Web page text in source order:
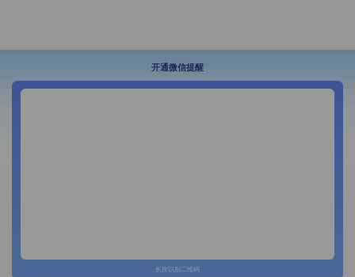
开通微信提醒
长按识别二维码